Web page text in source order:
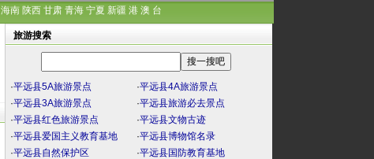
海南 陕西 甘肃 青海 宁夏 新疆 港 澳 台
旅游搜索
·平远县5A旅游景点 ·平远县4A旅游景点
·平远县3A旅游景点 ·平远县旅游必去景点
·平远县红色旅游景点 ·平远县文物古迹
·平远县爱国主义教育基地 ·平远县博物馆名录
·平远县自然保护区 ·平远县国防教育基地